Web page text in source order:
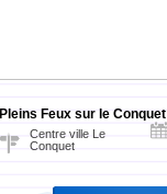
Pleins Feux sur le Conquet
Centre ville Le
Conquet